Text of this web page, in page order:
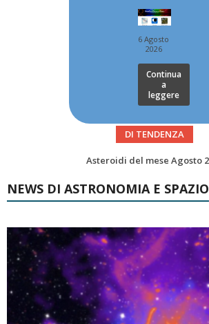
6 Agosto
2026
Continua
a
leggere
DI TENDENZA
NEWS DI ASTRONOMIA E SPAZIO